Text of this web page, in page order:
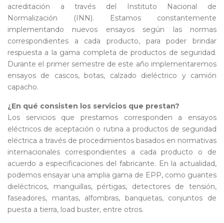
acreditación a través del Instituto Nacional de
Normalización (INN). Estamos constantemente
implementando nuevos ensayos según las normas
correspondientes a cada producto, para poder brindar
respuesta a la gama completa de productos de seguridad.
Durante el primer semestre de este año implementaremos
ensayos de cascos, botas, calzado dieléctrico y camión
capacho.
¿En qué consisten los servicios que prestan?
Los servicios que prestamos corresponden a ensayos
eléctricos de aceptación o rutina a productos de seguridad
eléctrica a través de procedimientos basados en normativas
internacionales correspondientes a cada producto o de
acuerdo a especificaciones del fabricante. En la actualidad,
podemos ensayar una amplia gama de EPP, como guantes
dieléctricos, manguillas, pértigas, detectores de tensión,
faseadores, mantas, alfombras, banquetas, conjuntos de
puesta a tierra, load buster, entre otros.